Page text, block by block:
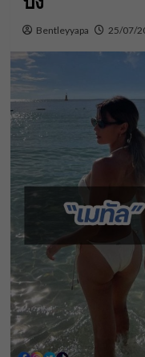
Bentleyyapa 25/07/